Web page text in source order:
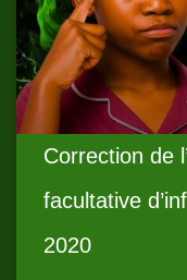
Correction de
facultative
2020